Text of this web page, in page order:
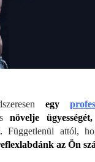
egy
növelje
. Függetlenül attól,
az Ön